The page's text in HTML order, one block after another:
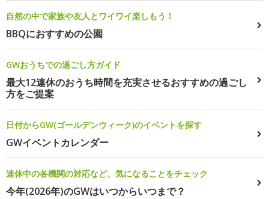
自然の中で家族や友人とワイワイ楽しもう！
BBQにおすすめの公園
GWおうちでの過ごし方ガイド
最大12連休のおうち時間を充実させるおすすめの過ごし
方をご提案
日付からGW(ゴールデンウィーク)のイベントを探す
GWイベントカレンダー
連休中の各機関の対応など、気になることをチェック
今年(2026年)のGWはいつからいつまで？